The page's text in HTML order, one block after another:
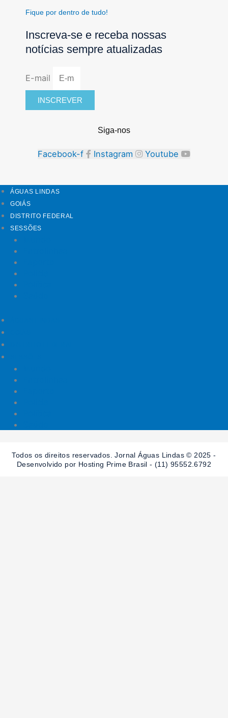
Fique por dentro de tudo!
Inscreva-se e receba nossas
notícias sempre atualizadas
E-mail
INSCREVER
Siga-nos
Facebook-f Instagram Youtube
ÁGUAS LINDAS
GOIÁS
DISTRITO FEDERAL
SESSÕES
Todos os direitos reservados. Jornal Águas Lindas © 2025 -
Desenvolvido por Hosting Prime Brasil - (11) 95552.6792